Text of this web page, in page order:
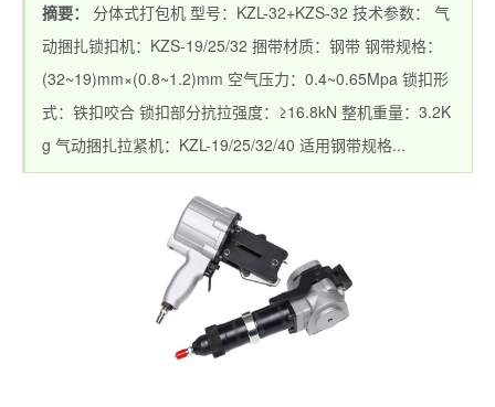
摘要：
分体式打包机 型号：KZL-32+KZS-32 技术参数： 气
动捆扎锁扣机：KZS-19/25/32 捆带材质：钢带 钢带规格：
(32~19)mm×(0.8~1.2)mm 空气压力：0.4~0.65Mpa 锁扣形
式：铁扣咬合 锁扣部分抗拉强度：≥16.8kN 整机重量：3.2K
g 气动捆扎拉紧机：KZL-19/25/32/40 适用钢带规格...